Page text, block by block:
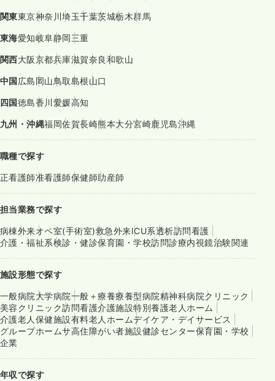
関東東京神奈川埼玉千葉茨城栃木群馬
東海愛知岐阜静岡三重
関西大阪京都兵庫滋賀奈良和歌山
中国広島岡山鳥取島根山口
四国徳島香川愛媛高知
九州・沖縄福岡佐賀長崎熊本大分宮崎鹿児島沖縄
職種で探す
正看護師准看護師保健師助産師
担当業務で探す
病棟外来オペ室(手術室)救急外来ICU系透析訪問看護
介護・福祉系検診・健診保育園・学校訪問診療内視鏡治験関連
施設形態で探す
一般病院大学病院一般＋療養療養型病院精神科病院クリニック
美容クリニック訪問看護介護施設特別養護老人ホーム
介護老人保健施設有料老人ホームデイケア・デイサービス
グループホームサ高住障がい者施設健診センター保育園・学校
企業
年収で探す